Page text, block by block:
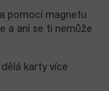
pomocí magnetu
a ani se ti nemůže
karty více